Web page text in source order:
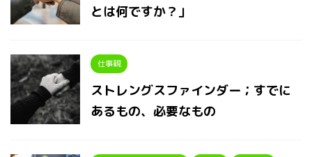
とは何ですか？」
仕事観
ストレングスファインダー；すでに
あるもの、必要なもの